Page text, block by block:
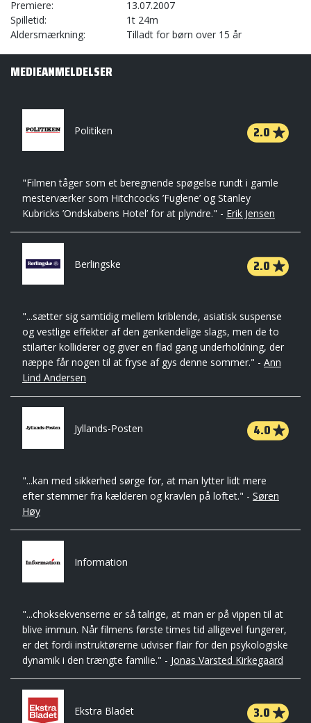
Premiere
13.07.2007
Spilletid
1t 24m
Aldersmærkning
Tilladt for børn over 15 år
MEDIEANMELDELSER
Politiken 2.0
"Filmen tåger som et beregnende spøgelse rundt i gamle
mesterværker som Hitchcocks ’Fuglene’ og Stanley
Kubricks ’Ondskabens Hotel’ for at plyndre." - Erik Jensen
Berlingske 2.0
"...sætter sig samtidig mellem kriblende, asiatisk suspense
og vestlige effekter af den genkendelige slags, men de to
stilarter kolliderer og giver en flad gang underholdning, der
næppe får nogen til at fryse af gys denne sommer." - Ann
Lind Andersen
Jyllands-Posten 4.0
"...kan med sikkerhed sørge for, at man lytter lidt mere
efter stemmer fra kælderen og kravlen på loftet." - Søren
Høy
Information
"...choksekvenserne er så talrige, at man er på vippen til at
blive immun. Når filmens første times tid alligevel fungerer,
er det fordi instruktørerne udviser flair for den psykologiske
dynamik i den trængte familie." - Jonas Varsted Kirkegaard
Ekstra Bladet 3.0